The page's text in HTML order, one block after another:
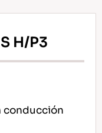
H/P3
conducción